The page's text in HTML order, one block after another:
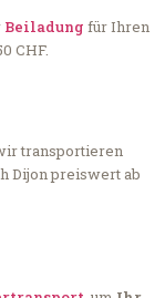
Beiladung für Ihren
CHF.
transportieren
Dijon preiswert ab